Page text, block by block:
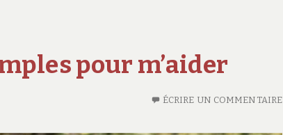
pour m’aider
ÉCRIRE UN COMMENTAIRE